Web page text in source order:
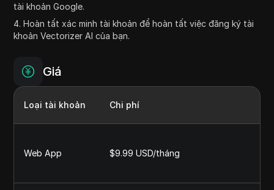
tài khoản Google.
4. Hoàn tất xác minh tài khoản để hoàn tất việc đăng ký tài
khoản Vectorizer AI của bạn.
Giá
Loại tài khoản Chi phí
Web App $9.99 USD/tháng